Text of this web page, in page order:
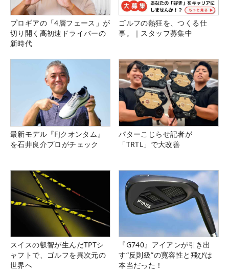
プロギアの「4層フェース」が
切り開く高初速ドライバーの
新時代
ゴルフの熱狂を、つくる仕
事。｜スタッフ募集中
最新モデル『FJクオンタム』
を石井良介プロがチェック
パターこじらせ記者が
「TRTL」で大改善
スイスの叡智が生んだTPTシ
ャフトで、ゴルフを異次元の
世界へ
『G740』アイアンが引き出
す“反則級”の寛容性と飛びは
本当だった！